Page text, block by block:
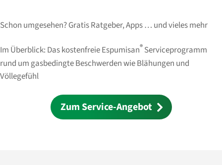
Schon umgesehen? Gratis Ratgeber, Apps … und vieles mehr
Im Überblick: Das kostenfreie Espumisan® Serviceprogramm
rund um gasbedingte Beschwerden wie Blähungen und
Völlegefühl
Zum Service-Angebot